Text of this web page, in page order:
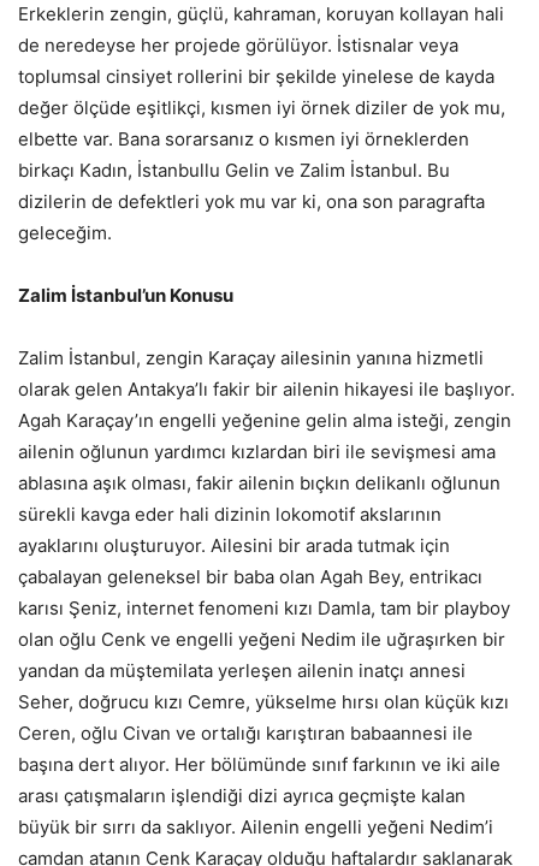
Erkeklerin zengin, güçlü, kahraman, koruyan kollayan hali
de neredeyse her projede görülüyor. İstisnalar veya
toplumsal cinsiyet rollerini bir şekilde yinelese de kayda
değer ölçüde eşitlikçi, kısmen iyi örnek diziler de yok mu,
elbette var. Bana sorarsanız o kısmen iyi örneklerden
birkaçı Kadın, İstanbullu Gelin ve Zalim İstanbul. Bu
dizilerin de defektleri yok mu var ki, ona son paragrafta
geleceğim.
Zalim İstanbul’un Konusu
Zalim İstanbul, zengin Karaçay ailesinin yanına hizmetli
olarak gelen Antakya’lı fakir bir ailenin hikayesi ile başlıyor.
Agah Karaçay’ın engelli yeğenine gelin alma isteği, zengin
ailenin oğlunun yardımcı kızlardan biri ile sevişmesi ama
ablasına aşık olması, fakir ailenin bıçkın delikanlı oğlunun
sürekli kavga eder hali dizinin lokomotif akslarının
ayaklarını oluşturuyor. Ailesini bir arada tutmak için
çabalayan geleneksel bir baba olan Agah Bey, entrikacı
karısı Şeniz, internet fenomeni kızı Damla, tam bir playboy
olan oğlu Cenk ve engelli yeğeni Nedim ile uğraşırken bir
yandan da müştemilata yerleşen ailenin inatçı annesi
Seher, doğrucu kızı Cemre, yükselme hırsı olan küçük kızı
Ceren, oğlu Civan ve ortalığı karıştıran babaannesi ile
başına dert alıyor. Her bölümünde sınıf farkının ve iki aile
arası çatışmaların işlendiği dizi ayrıca geçmişte kalan
büyük bir sırrı da saklıyor. Ailenin engelli yeğeni Nedim’i
camdan atanın Cenk Karaçay olduğu haftalardır saklanarak